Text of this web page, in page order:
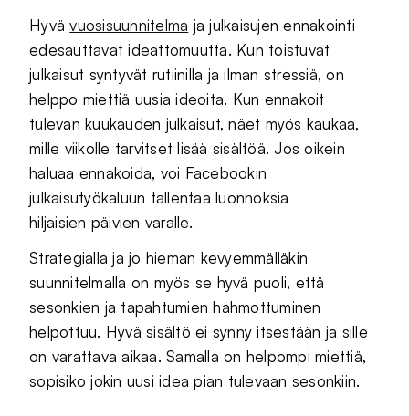
Hyvävuosisuunnitelma ja julkaisujen ennakointi
edesauttavat ideattomuutta. Kun toistuvat
julkaisut syntyvät rutiinilla ja ilman stressiä, on
helppo miettiä uusia ideoita. Kun ennakoit
tulevan kuukauden julkaisut, näet myös kaukaa,
mille viikolle tarvitset lisää sisältöä. Jos oikein
haluaa ennakoida, voi Facebookin
julkaisutyökaluun tallentaa luonnoksia
hiljaisien päivien varalle.
Strategialla ja jo hieman kevyemmälläkin
suunnitelmalla on myös se hyvä puoli, että
sesonkien ja tapahtumien hahmottuminen
helpottuu. Hyvä sisältö ei synny itsestään ja sille
on varattava aikaa. Samalla on helpompi miettiä,
sopisiko jokin uusi idea pian tulevaan sesonkiin.